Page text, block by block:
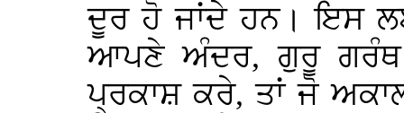
ਦੂਰ ਹੋ ਜਾਂਦੇ ਹਨ। ਇਸ
ਆਪਣੇ ਅੰਦਰ, ਗੁਰੂ ਗਰੰਥ
ਪ੍ਰਕਾਸ਼ ਕਰੇ, ਤਾਂ ਜੋ